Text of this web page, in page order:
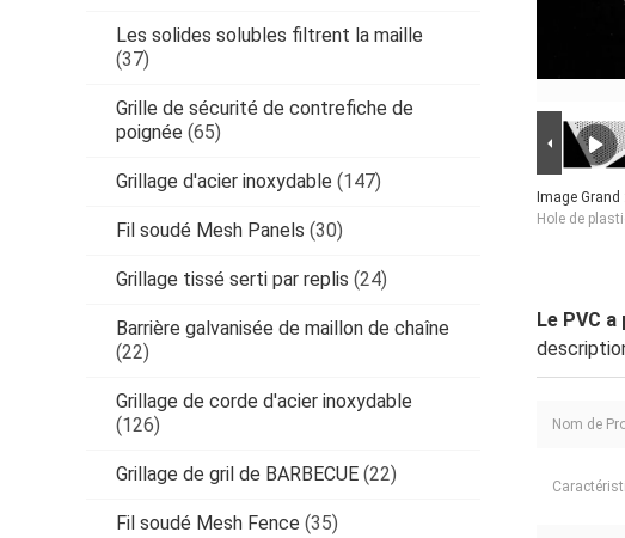
Les solides solubles filtrent la maille
(37)
Grille de sécurité de contrefiche de
poignée (65)
Grillage d'acier inoxydable (147)
Fil soudé Mesh Panels (30)
Grillage tissé serti par replis (24)
Barrière galvanisée de maillon de chaîne
(22)
Grillage de corde d'acier inoxydable
(126)
Grillage de gril de BARBECUE (22)
Fil soudé Mesh Fence (35)
Image Grand :
Hole de
Le PVC
Nom de